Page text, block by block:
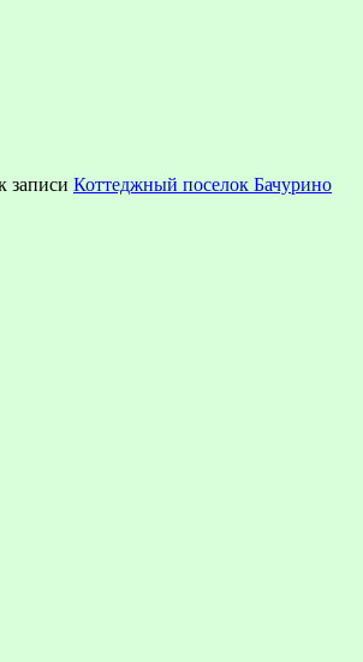
записи Коттеджный поселок Бачурино